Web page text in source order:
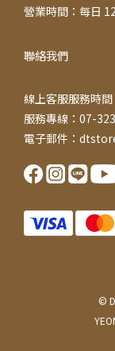
營業時間：每日
聯絡我們
線上客服服務時
服務專線：07-
電子郵件：
©